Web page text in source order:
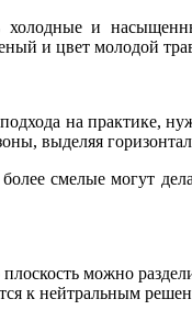
холодные и
и цвет молодой
подхода на
выделяя
смелые могут
можно
к нейтральным